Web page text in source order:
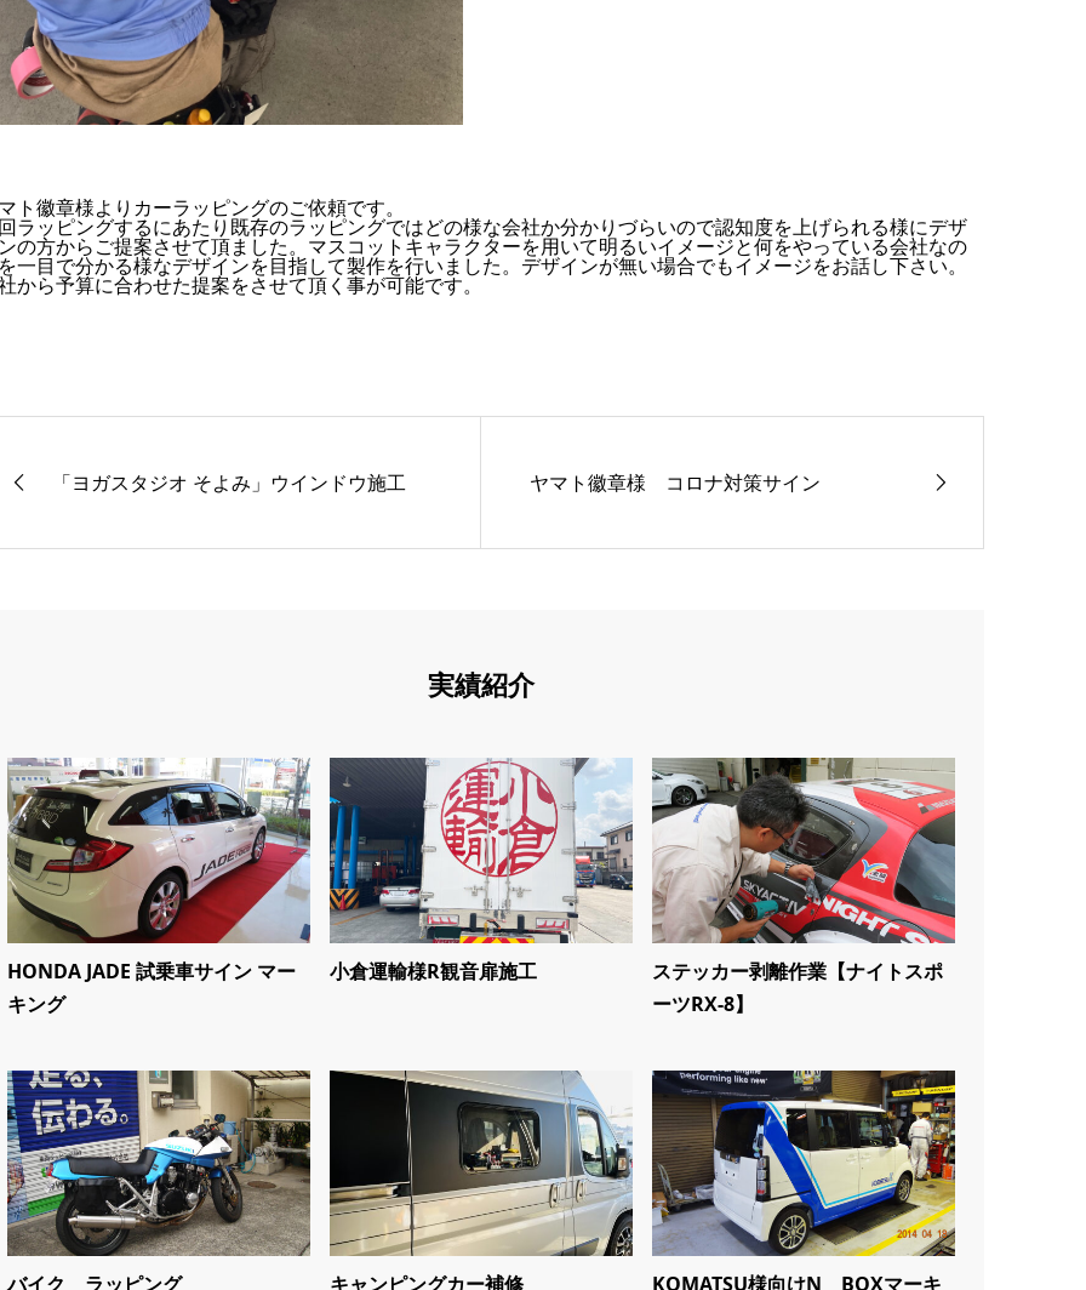
ト徽章様よりカーラッピングのご依頼です。
ラッピングするにあたり既存のラッピングではどの様な会社か分かりづらいので認知度を上げられる様にデザ
の方からご提案させて頂ました。マスコットキャラクターを用いて明るいイメージと何をやっている会社なの
一目で分かる様なデザインを目指して製作を行いました。デザインが無い場合でもイメージをお話し下さい。
から予算に合わせた提案をさせて頂く事が可能です。
「ヨガスタジオ そよみ」ウインドウ施工 ヤマト徽章様 コロナ対策サイン
実績紹介
HONDA JADE 試乗車サイン マー
キング
小倉運輸様R観音扉施工
ステッカー剥離作業【ナイトスポ
ーツRX-8】
バイク ラッピング キャンピングカー補修 KOMATSU様向けN BOXマーキ